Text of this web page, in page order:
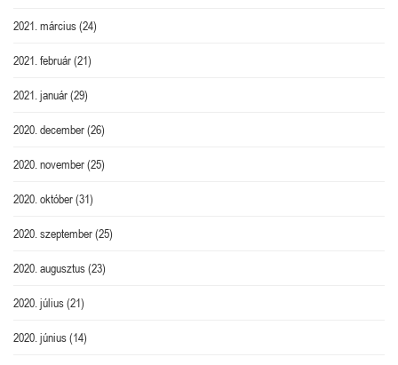
2021. március(24)
2021. február(21)
2021. január(29)
2020. december(26)
2020. november(25)
2020. október(31)
2020. szeptember(25)
2020. augusztus(23)
2020. július(21)
2020. június(14)